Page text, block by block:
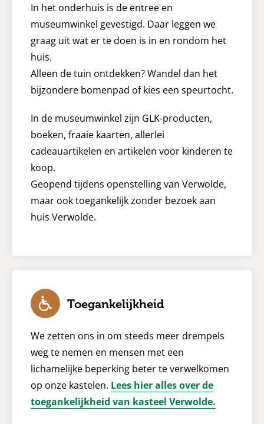
In het onderhuis is de entree en
museumwinkel gevestigd. Daar leggen we
graag uit wat er te doen is in en rondom het
huis.
Alleen de tuin ontdekken? Wandel dan het
bijzondere bomenpad of kies een speurtocht.
In de museumwinkel zijn GLK-producten,
boeken, fraaie kaarten, allerlei
cadeauartikelen en artikelen voor kinderen te
koop.
Geopend tijdens openstelling van Verwolde,
maar ook toegankelijk zonder bezoek aan
huis Verwolde.
Toegankelijkheid
We zetten ons in om steeds meer drempels
weg te nemen en mensen met een
lichamelijke beperking beter te verwelkomen
op onze kastelen. Lees hier alles over de
toegankelijkheid van kasteel Verwolde.